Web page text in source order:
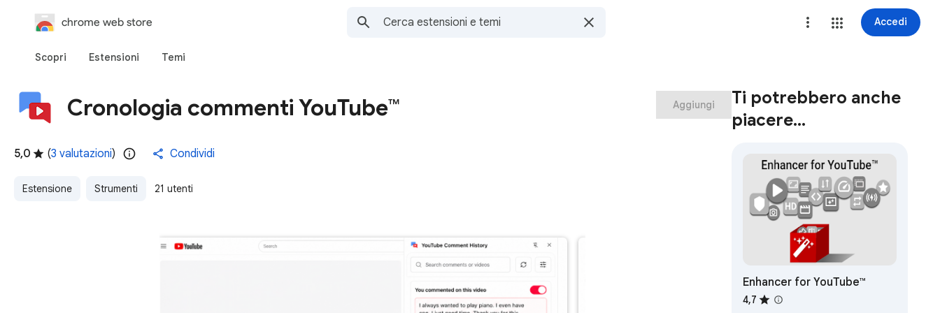
chrome web store Accedi
Scopri Estensioni Temi
Cronologia commenti YouTube™
5,0 (3 valutazioni) Condividi
Estensione Strumenti 21 utenti
Aggiungi
Ti potrebbero anche
piacere…
Enhancer for YouTube™
4,7